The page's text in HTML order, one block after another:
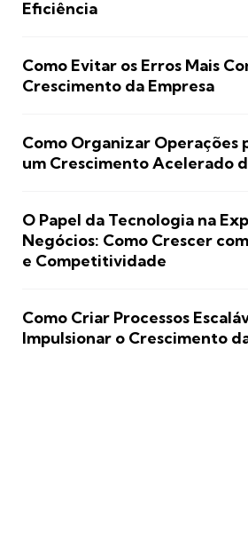
Eficiência
Como Evitar os Erros Mais
Crescimento da Empresa
Como Organizar Operações
um Crescimento Acelerado
O Papel da Tecnologia na
Negócios: Como Crescer
e Competitividade
Como Criar Processos
Impulsionar o Crescimento